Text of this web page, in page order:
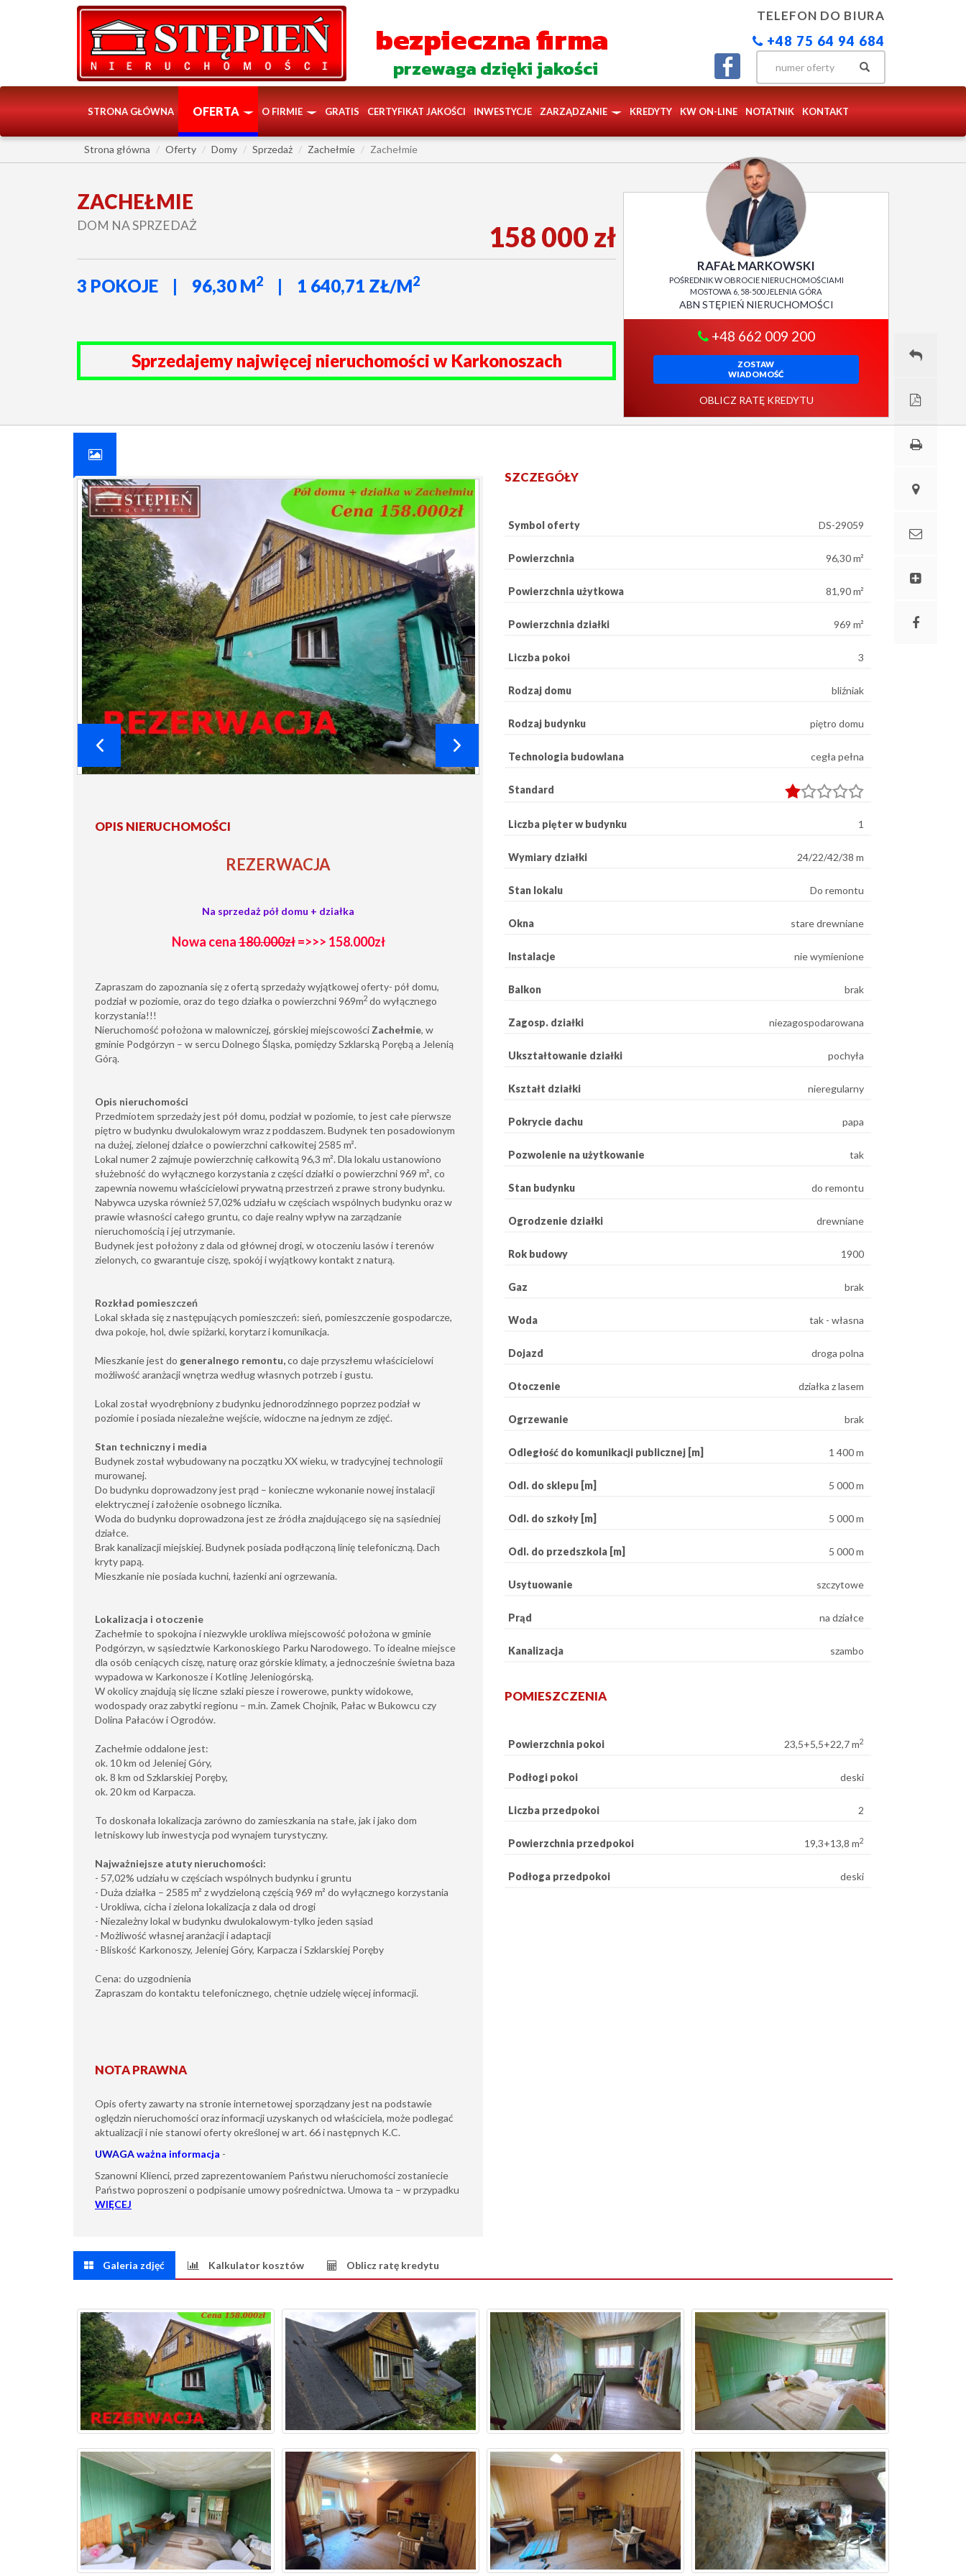
bezpieczna firma
przewaga dzięki jakości
TELEFON DO BIURA
+48 75 64 94 684
STRONA GŁÓWNA OFERTA O FIRMIE GRATIS CERTYFIKAT JAKOŚCI INWESTYCJE ZARZĄDZANIE KREDYTY KW ON-LINE NOTATNIK KONTAKT
Strona główna Oferty Domy Sprzedaż Zachełmie Zachełmie
ZACHEŁMIE
DOM NA SPRZEDAŻ
3 POKOJE 96,30 M2 1 640,71 ZŁ/M2
158 000 zł
Sprzedajemy najwięcej nieruchomości w Karkonoszach
RAFAŁ MARKOWSKI
POŚREDNIK W OBROCIE NIERUCHOMOŚCIAMI
MOSTOWA 6, 58-500 JELENIA GÓRA
ABN STĘPIEŃ NIERUCHOMOŚCI
+48 662 009 200
ZOSTAW
WIADOMOŚĆ
OBLICZ RATĘ KREDYTU
OPIS NIERUCHOMOŚCI
REZERWACJA
Na sprzedaż pół domu + działka
Nowa cena180.000zł=>>> 158.000zł
Zapraszam do zapoznania się z ofertą sprzedaży wyjątkowej oferty- pół domu,
podział w poziomie, oraz do tego działka o powierzchni 969m2 do wyłącznego
korzystania!!!
Nieruchomość położona w malowniczej, górskiej miejscowościZachełmie, w
gminie Podgórzyn – w sercu Dolnego Śląska, pomiędzy Szklarską Porębą a Jelenią
Górą.
Opis nieruchomości
Przedmiotem sprzedaży jest pół domu, podział w poziomie, to jest całe pierwsze
piętro w budynku dwulokalowym wraz z poddaszem. Budynek ten posadowionym
na dużej, zielonej działce o powierzchni całkowitej 2585 m².
Lokal numer 2 zajmuje powierzchnię całkowitą 96,3 m². Dla lokalu ustanowiono
służebność do wyłącznego korzystania z części działki o powierzchni 969 m², co
zapewnia nowemu właścicielowi prywatną przestrzeń z prawe strony budynku.
Nabywca uzyska również 57,02% udziału w częściach wspólnych budynku oraz w
prawie własności całego gruntu, co daje realny wpływ na zarządzanie
nieruchomością i jej utrzymanie.
Budynek jest położony z dala od głównej drogi, w otoczeniu lasów i terenów
zielonych, co gwarantuje ciszę, spokój i wyjątkowy kontakt z naturą.
Rozkład pomieszczeń
Lokal składa się z następujących pomieszczeń: sień, pomieszczenie gospodarcze,
dwa pokoje, hol, dwie spiżarki, korytarz i komunikacja.
Mieszkanie jest do generalnego remontu,co daje przyszłemu właścicielowi
możliwość aranżacji wnętrza według własnych potrzeb i gustu.
Lokal został wyodrębniony z budynku jednorodzinnego poprzez podział w
poziomie i posiada niezależne wejście, widoczne na jednym ze zdjęć.
Stan techniczny i media
Budynek został wybudowany na początku XX wieku, w tradycyjnej technologii
murowanej.
Do budynku doprowadzony jest prąd – konieczne wykonanie nowej instalacji
elektrycznej i założenie osobnego licznika.
Woda do budynku doprowadzona jest ze źródła znajdującego się na sąsiedniej
działce.
Brak kanalizacji miejskiej. Budynek posiada podłączoną linię telefoniczną. Dach
kryty papą.
Mieszkanie nie posiada kuchni, łazienki ani ogrzewania.
Lokalizacja i otoczenie
Zachełmie to spokojna i niezwykle urokliwa miejscowość położona w gminie
Podgórzyn, w sąsiedztwie Karkonoskiego Parku Narodowego. To idealne miejsce
dla osób ceniących ciszę, naturę oraz górskie klimaty, a jednocześnie świetna baza
wypadowa w Karkonosze i Kotlinę Jeleniogórską.
W okolicy znajdują się liczne szlaki piesze i rowerowe, punkty widokowe,
wodospady oraz zabytki regionu – m.in. Zamek Chojnik, Pałac w Bukowcu czy
Dolina Pałaców i Ogrodów.
Zachełmie oddalone jest:
ok. 10 km od Jeleniej Góry,
ok. 8 km od Szklarskiej Poręby,
ok. 20 km od Karpacza.
To doskonała lokalizacja zarówno do zamieszkania na stałe, jak i jako dom
letniskowy lub inwestycja pod wynajem turystyczny.
Najważniejsze atuty nieruchomości:
- 57,02% udziału w częściach wspólnych budynku i gruntu
- Duża działka – 2585 m² z wydzieloną częścią 969 m² do wyłącznego korzystania
- Urokliwa, cicha i zielona lokalizacja z dala od drogi
- Niezależny lokal w budynku dwulokalowym-tylko jeden sąsiad
- Możliwość własnej aranżacji i adaptacji
- Bliskość Karkonoszy, Jeleniej Góry, Karpacza i Szklarskiej Poręby
Cena: do uzgodnienia
Zapraszam do kontaktu telefonicznego, chętnie udzielę więcej informacji.
NOTA PRAWNA
Opis oferty zawarty na stronie internetowej sporządzany jest na podstawie
oględzin nieruchomości oraz informacji uzyskanych od właściciela, może podlegać
aktualizacji i nie stanowi oferty określonej w art. 66 i następnych K.C.
UWAGAważna informacja -
Szanowni Klienci, przed zaprezentowaniem Państwu nieruchomości zostaniecie
Państwo poproszeni o podpisanie umowy pośrednictwa. Umowa ta – w przypadku
WIĘCEJ
SZCZEGÓŁY
Symbol oferty DS-29059
Powierzchnia 96,30 m²
Powierzchnia użytkowa 81,90 m²
Powierzchnia działki 969 m²
Liczba pokoi 3
Rodzaj domu bliźniak
Rodzaj budynku piętro domu
Technologia budowlana cegła pełna
Standard
Liczba pięter w budynku 1
Wymiary działki 24/22/42/38 m
Stan lokalu Do remontu
Okna stare drewniane
Instalacje nie wymienione
Balkon brak
Zagosp. działki niezagospodarowana
Ukształtowanie działki pochyła
Kształt działki nieregularny
Pokrycie dachu papa
Pozwolenie na użytkowanie tak
Stan budynku do remontu
Ogrodzenie działki drewniane
Rok budowy 1900
Gaz brak
Woda tak - własna
Dojazd droga polna
Otoczenie działka z lasem
Ogrzewanie brak
Odległość do komunikacji publicznej [m] 1 400 m
Odl. do sklepu [m] 5 000 m
Odl. do szkoły [m] 5 000 m
Odl. do przedszkola [m] 5 000 m
Usytuowanie szczytowe
Prąd na działce
Kanalizacja szambo
POMIESZCZENIA
Powierzchnia pokoi 23,5+5,5+22,7 m2
Podłogi pokoi deski
Liczba przedpokoi 2
Powierzchnia przedpokoi 19,3+13,8 m2
Podłoga przedpokoi deski
Galeria zdjęć Kalkulator kosztów Oblicz ratę kredytu